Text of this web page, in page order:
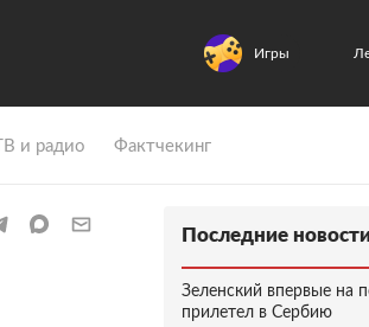
Игры
ТВ и радио Фактчекинг
Последние
Зеленский впервые на
прилетел в Сербию